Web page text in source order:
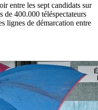
entre les sept candidats sur
de 400.000 téléspectateurs
lignes de démarcation entre